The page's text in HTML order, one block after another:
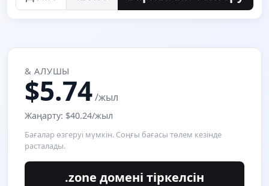
& АЛУШЫ
$5.74/жыл
Жаңарту: $40.24/жыл
Бағалар өзгеруі мүмкін. Соңғы бағасы төлем кезінде
расталады.
.zone домені тіркелсін